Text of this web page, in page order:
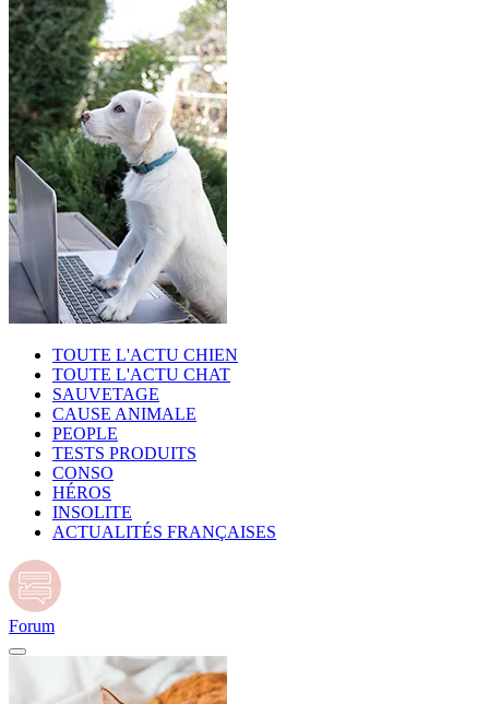
TOUTE L'ACTU CHIEN
TOUTE L'ACTU CHAT
SAUVETAGE
CAUSE ANIMALE
PEOPLE
TESTS PRODUITS
CONSO
HÉROS
INSOLITE
ACTUALITÉS FRANÇAISES
Forum